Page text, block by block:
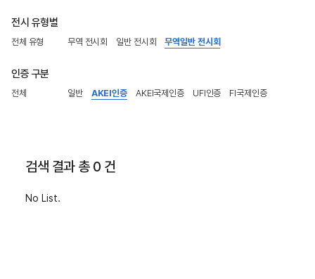
전시 유형별
전체 유형 무역 전시회 일반 전시회 무역일반 전시회
인증 구분
전체 일반 AKEI인증 AKEI국제인증 UFI인증 FI국제인증
검색 결과 총 0 건
No List.